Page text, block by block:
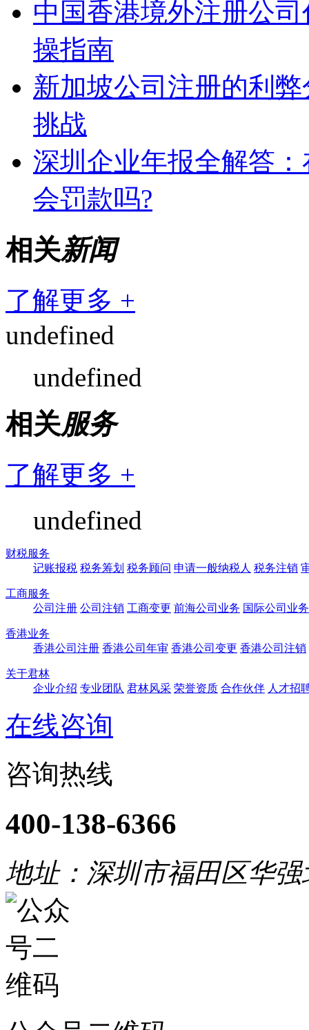
中国香港境外注册公
操指南
新加坡公司注册的利
挑战
深圳企业年报全解答
会罚款吗?
相关新闻
了解更多 +
undefined
undefined
相关服务
了解更多 +
undefined
财税服务
记账报税 税务筹划 税务顾问 申请一般纳税人 税务注销
工商服务
公司注册 公司注销 工商变更 前海公司业务 国际公司业务
香港业务
香港公司注册 香港公司年审 香港公司变更 香港公司注销
关于君林
企业介绍 专业团队 君林风采 荣誉资质 合作伙伴 人才招
在线咨询
咨询热线
400-138-6366
地址：深圳市福田区华